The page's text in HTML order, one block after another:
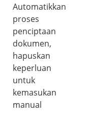
Automatikkan
proses
penciptaan
dokumen,
hapuskan
keperluan
untuk
kemasukan
manual